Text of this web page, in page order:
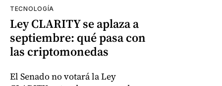
TECNOLOGÍA
Ley CLARITY se aplaza a
septiembre: qué pasa con
las criptomonedas
El Senado no votará la Ley